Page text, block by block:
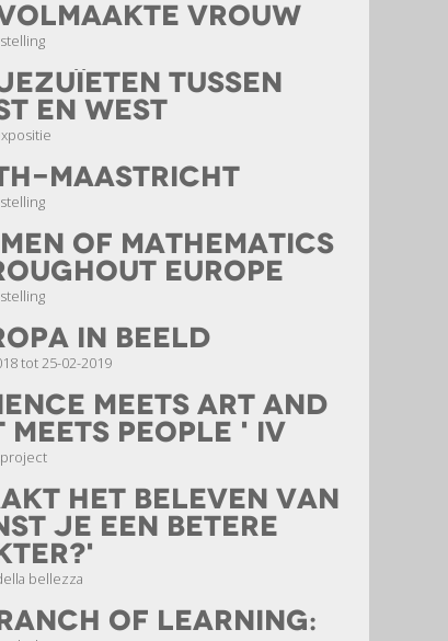
volmaakte vrouw
jezuïeten tussen
en West
Maastricht
of Mathematics
Europe
in beeld
tot 25-02-2019
meets Art and
People ' IV
het beleven van
je een betere
bellezza
of learning: